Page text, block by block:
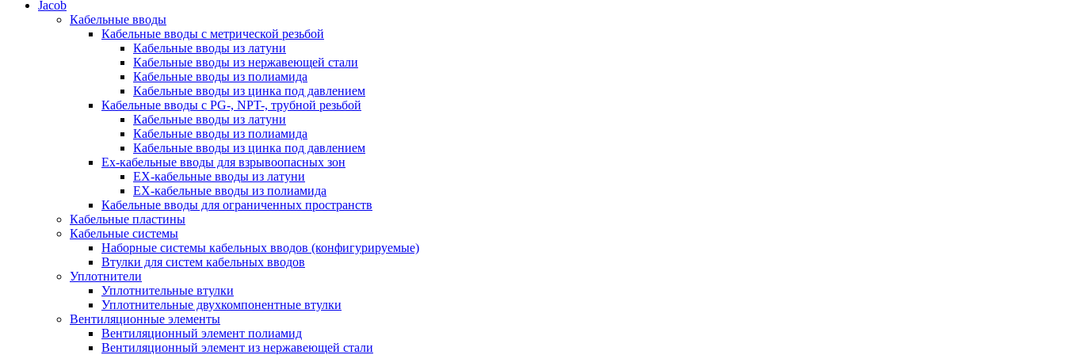
Jacob
Кабельные вводы
Кабельные вводы c метрической резьбой
Кабельные вводы из латуни
Кабельные вводы из нержавеющей стали
Кабельные вводы из полиамида
Кабельные вводы из цинка под давлением
Кабельные вводы c PG-, NPT-, трубной резьбой
Кабельные вводы из латуни
Кабельные вводы из полиамида
Кабельные вводы из цинка под давлением
Ex-кабельные вводы для взрывоопасных зон
EX-кабельные вводы из латуни
EX-кабельные вводы из полиамида
Кабельные вводы для ограниченных пространств
Кабельные пластины
Кабельные системы
Наборные системы кабельных вводов (конфигурируемые)
Втулки для систем кабельных вводов
Уплотнители
Уплотнительные втулки
Уплотнительные двухкомпонентные втулки
Вентиляционные элементы
Вентиляционный элемент полиамид
Вентиляционный элемент из нержавеющей стали